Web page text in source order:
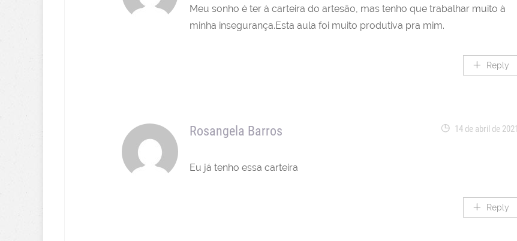
Meu sonho é ter à carteira do artesão, mas tenho que trabalhar muito à
minha insegurança.Esta aula foi muito produtiva pra mim.
Reply
Rosangela Barros 14 de abril de 2021
Eu já tenho essa carteira
Reply